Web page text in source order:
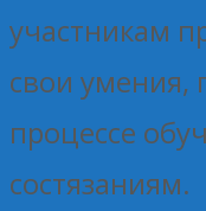
участникам
свои умения,
процессе
состязаниям.